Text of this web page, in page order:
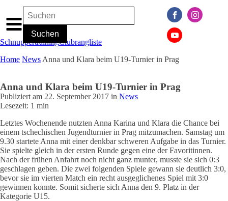
SchnuppertrainingClubrangliste
Home News Anna und Klara beim U19-Turnier in Prag
Anna und Klara beim U19-Turnier in Prag
Publiziert am 22. September 2017 in News
Lesezeit: 1 min
Letztes Wochenende nutzten Anna Karina und Klara die Chance bei
einem tschechischen Jugendturnier in Prag mitzumachen. Samstag um
9.30 startete Anna mit einer denkbar schweren Aufgabe in das Turnier.
Sie spielte gleich in der ersten Runde gegen eine der Favoritinnen.
Nach der frühen Anfahrt noch nicht ganz munter, musste sie sich 0:3
geschlagen geben. Die zwei folgenden Spiele gewann sie deutlich 3:0,
bevor sie im vierten Match ein recht ausgeglichenes Spiel mit 3:0
gewinnen konnte. Somit sicherte sich Anna den 9. Platz in der
Kategorie U15.